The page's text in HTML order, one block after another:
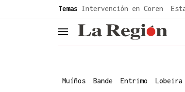
Temas Intervención en Coren
header.menu.open
Muíños Bande Entrimo Lobeira